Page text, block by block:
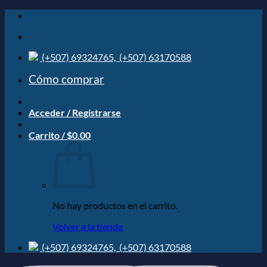
Saltar
contenido
(+507) 69324765, (+507) 63170588
Cómo comprar
Acceder / Registrarse
Carrito /$0.00
No hay productos en el carrito.
Volver a la tienda
(+507) 69324765, (+507) 63170588